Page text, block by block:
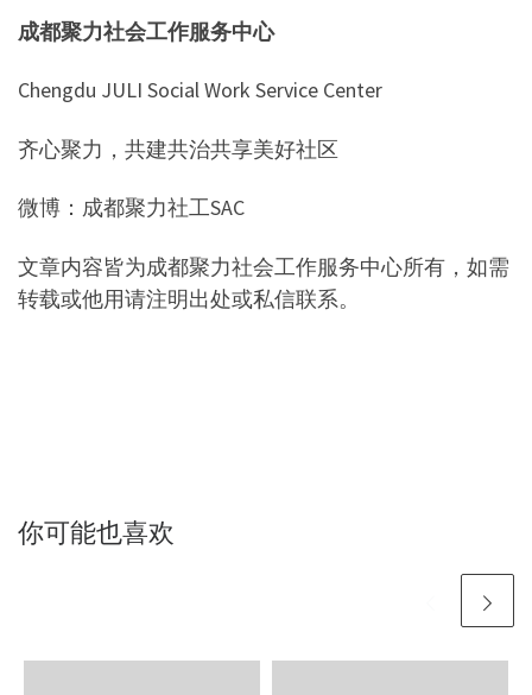
成都聚力社会工作服务中心
Chengdu JULI Social Work Service Center
齐心聚力，共建共治共享美好社区
微博：成都聚力社工SAC
文章内容皆为成都聚力社会工作服务中心所有，如需
转载或他用请注明出处或私信联系。
你可能也喜欢